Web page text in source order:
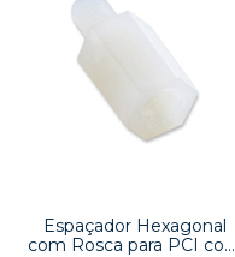
Espaçador Hexagonal
com Rosca para PCI com